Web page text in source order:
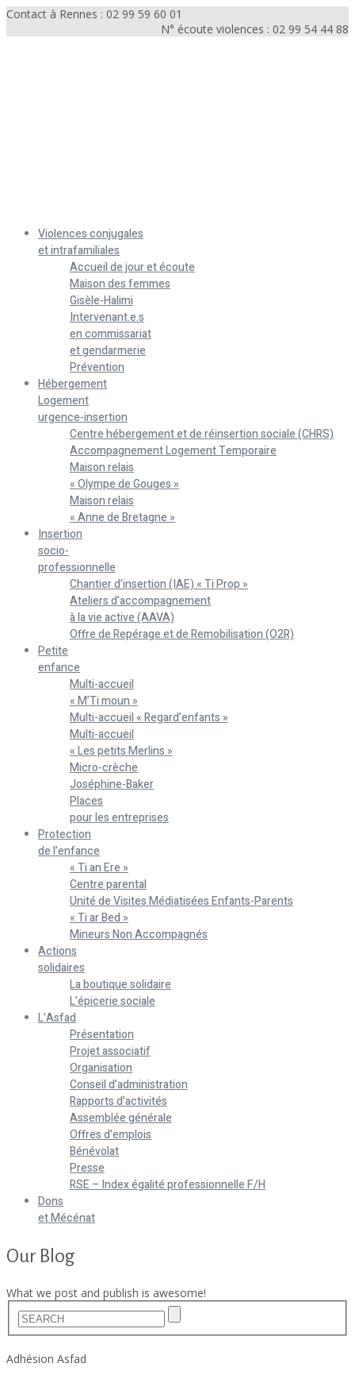
Contact à Rennes : 02 99 59 60 01
N° écoute violences : 02 99 54 44 88
Violences conjugales
et intrafamiliales
Accueil de jour et écoute
Maison des femmes
Gisèle-Halimi
Intervenant.e.s
en commissariat
et gendarmerie
Prévention
Hébergement
Logement
urgence-insertion
Centre hébergement et de réinsertion sociale (CHRS)
Accompagnement Logement Temporaire
Maison relais
« Olympe de Gouges »
Maison relais
« Anne de Bretagne »
Insertion
socio-
professionnelle
Chantier d’insertion (IAE) « Ti Prop »
Ateliers d’accompagnement
à la vie active (AAVA)
Offre de Repérage et de Remobilisation (O2R)
Petite
enfance
Multi-accueil
« M’Ti moun »
Multi-accueil « Regard’enfants »
Multi-accueil
« Les petits Merlins »
Micro-crèche
Joséphine-Baker
Places
pour les entreprises
Protection
de l’enfance
« Ti an Ere »
Centre parental
Unité de Visites Médiatisées Enfants-Parents
« Ti ar Bed »
Mineurs Non Accompagnés
Actions
solidaires
La boutique solidaire
L’épicerie sociale
L’Asfad
Présentation
Projet associatif
Organisation
Conseil d’administration
Rapports d’activités
Assemblée générale
Offres d’emplois
Bénévolat
Presse
RSE – Index égalité professionnelle F/H
Dons
et Mécénat
Our Blog
What we post and publish is awesome!
Adhésion Asfad